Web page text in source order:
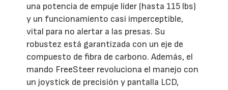
una potencia de empuje líder (hasta 115 lbs)
y un funcionamiento casi imperceptible,
vital para no alertar a las presas. Su
robustez está garantizada con un eje de
compuesto de fibra de carbono. Además, el
mando FreeSteer revoluciona el manejo con
un joystick de precisión y pantalla LCD,